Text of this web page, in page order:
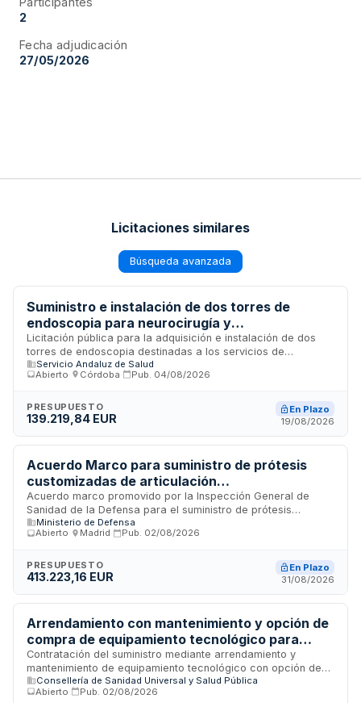
2
Fecha adjudicación
27/05/2026
Licitaciones similares
Búsqueda avanzada
Suministro e instalación de dos torres de
endoscopia para neurocirugía y
otorrinolaringología del Hospital Reina Sofía de
Córdoba
Licitación pública para la adquisición e instalación de dos
torres de endoscopia destinadas a los servicios de
neurocirugía y otorrinolaringología del Hospital Reina Sofía
de Córdoba. El Servicio Andaluz de Salud licita este
incluye tanto el suministro de los sistemas de endoscopia
como los servicios de instalación y puesta en funcionamiento
Servicio Andaluz de Salud
Abierto
Córdoba Pub. 04/08/2026
PRESUPUESTO
139.219,84 EUR
En Plazo
19/08/2026
Acuerdo Marco para suministro de prótesis
customizadas de articulación
temporomandibular en cirugía oral y
maxilofacial del Ministerio de Defensa
Acuerdo marco promovido por la Inspección General de
Sanidad de la Defensa para el suministro de prótesis
customizadas de articulación temporomandibular destinadas
a procedimientos de cirugía oral y maxilofacial. El contrato,
de Contratos del Sector Público, establece las condiciones
generales que regirán los futuros contratos de suministro
incluyendo requisitos de calidad, formación del personal
sanitario y actualización tecnológica.
Ministerio de Defensa
Abierto
Madrid Pub. 02/08/2026
PRESUPUESTO
413.223,16 EUR
En Plazo
31/08/2026
Arrendamiento con mantenimiento y opción de
compra de equipamiento tecnológico para
servicios clínicos del Hospital General
Universitario de Castellón
Contratación del suministro mediante arrendamiento y
mantenimiento de equipamiento tecnológico con opción de
compra final, destinado a los servicios de oftalmología,
neumología, digestivo, unidad de cuidados intensivos,
Consellería de Sanidad Universal y Salud Pública
Abierto
Pub. 02/08/2026